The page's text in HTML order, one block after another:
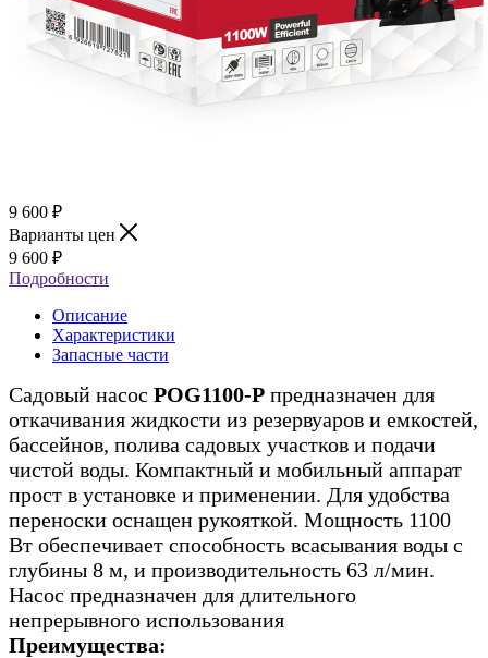
9 600 ₽
Варианты цен
9 600 ₽
Подробности
Описание
Характеристики
Запасные части
Садовый насос POG1100-P предназначен для
откачивания жидкости из резервуаров и емкостей,
бассейнов, полива садовых участков и подачи
чистой воды. Компактный и мобильный аппарат
прост в установке и применении. Для удобства
переноски оснащен рукояткой. Мощность 1100
Вт обеспечивает способность всасывания воды с
глубины 8 м, и производительность 63 л/мин.
Насос предназначен для длительного
непрерывного использования
Преимущества: